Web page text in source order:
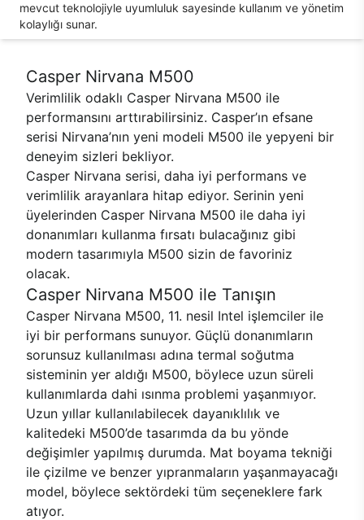
mevcut teknolojiyle uyumluluk sayesinde kullanım ve yönetim
kolaylığı sunar.
Casper Nirvana M500
Verimlilik odaklı Casper Nirvana M500 ile
performansını arttırabilirsiniz. Casper’ın efsane
serisi Nirvana’nın yeni modeli M500 ile yepyeni bir
deneyim sizleri bekliyor.
Casper Nirvana serisi, daha iyi performans ve
verimlilik arayanlara hitap ediyor. Serinin yeni
üyelerinden Casper Nirvana M500 ile daha iyi
donanımları kullanma fırsatı bulacağınız gibi
modern tasarımıyla M500 sizin de favoriniz
olacak.
Casper Nirvana M500 ile Tanışın
Casper Nirvana M500, 11. nesil Intel işlemciler ile
iyi bir performans sunuyor. Güçlü donanımların
sorunsuz kullanılması adına termal soğutma
sisteminin yer aldığı M500, böylece uzun süreli
kullanımlarda dahi ısınma problemi yaşanmıyor.
Uzun yıllar kullanılabilecek dayanıklılık ve
kalitedeki M500’de tasarımda da bu yönde
değişimler yapılmış durumda. Mat boyama tekniği
ile çizilme ve benzer yıpranmaların yaşanmayacağı
model, böylece sektördeki tüm seçeneklere fark
atıyor.